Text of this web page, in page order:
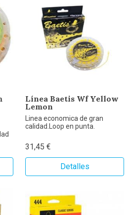
Línea Baetis Wf Yellow
Lemon
Linea economica de gran
calidad.Loop en punta.
31,45 €
Detalles